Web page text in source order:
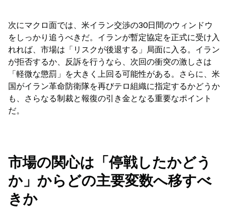
次にマクロ面では、米イラン交渉の30日間のウィンドウ
をしっかり追うべきだ。イランが暫定協定を正式に受け入
れれば、市場は「リスクが後退する」局面に入る。イラン
が拒否するか、反訴を行うなら、次回の衝突の激しさは
「軽微な懲罰」を大きく上回る可能性がある。さらに、米
国がイラン革命防衛隊を再びテロ組織に指定するかどうか
も、さらなる制裁と報復の引き金となる重要なポイント
だ。
市場の関心は「停戦したかどう
か」からどの主要変数へ移すべ
きか